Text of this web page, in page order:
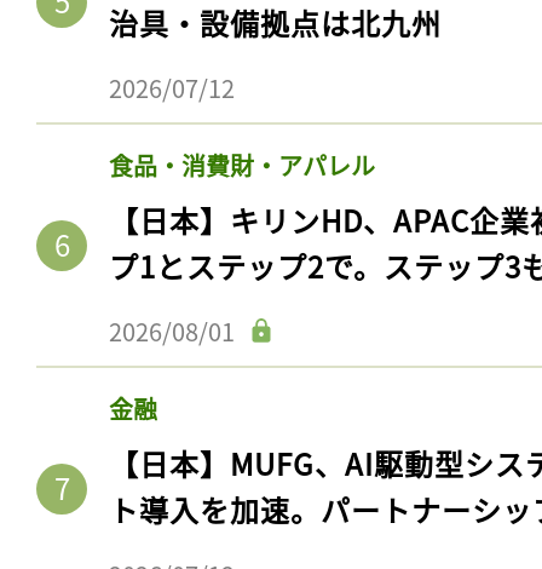
治具・設備拠点は北九州
2026/07/12
食品・消費財・アパレル
【日本】キリンHD、APAC企
プ1とステップ2で。ステップ3
2026/08/01
金融
【日本】MUFG、AI駆動型シ
ト導入を加速。パートナーシ